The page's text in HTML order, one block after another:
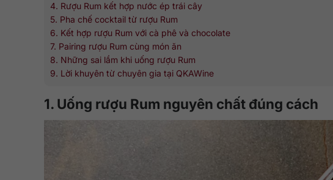
4. Rượu Rum kết hợp nước ép trái cây
5. Pha chế cocktail từ rượu Rum
6. Kết hợp rượu Rum với cà phê và chocolate
7. Pairing rượu Rum cùng món ăn
8. Những sai lầm khi uống rượu Rum
9. Lời khuyên từ chuyên gia tại QKAWine
1. Uống rượu Rum nguyên chất đúng cách